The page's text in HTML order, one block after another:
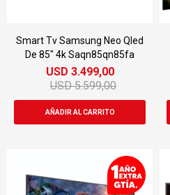
Smart Tv Samsung Neo Qled
De 85" 4k Saqn85qn85fa
USD 3.499,00
USD 5.599,00